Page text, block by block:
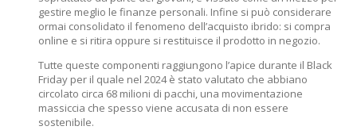
gestire meglio le finanze personali. Infine si può considerare
ormai consolidato il fenomeno dell’acquisto ibrido: si compra
online e si ritira oppure si restituisce il prodotto in negozio.
Tutte queste componenti raggiungono l’apice durante il Black
Friday per il quale nel 2024 è stato valutato che abbiano
circolato circa 68 milioni di pacchi, una movimentazione
massiccia che spesso viene accusata di non essere
sostenibile.